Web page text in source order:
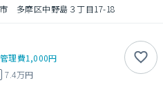
多摩区中野島３丁目17-18
管理費1,000円
7.4万円